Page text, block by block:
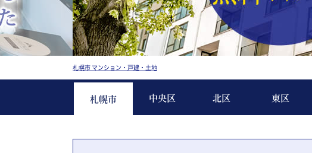
札幌市 マンション・戸建・土地
札幌市 中央区 北区 東区